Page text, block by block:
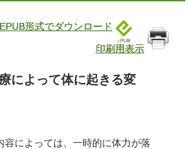
EPUB形式でダウンロード
印刷用表示
によって体に起きる変
容によっては、一時的に体力が落